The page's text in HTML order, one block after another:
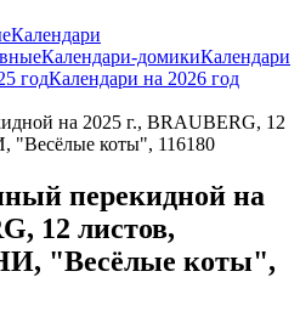
Календари
Календари-домикиКалендари
годКалендари на 2026 год
на 2025 г., BRAUBERG, 12
"Весёлые коты", 116180
перекидной на
12 листов,
"Весёлые коты",